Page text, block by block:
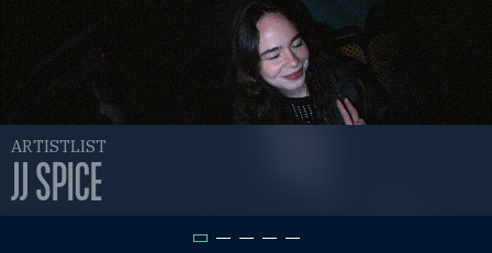
ARTISTLIST
JJ SPICE